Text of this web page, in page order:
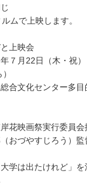
上映します。
上映会
22日（木・祝）（
化センター多目的
画祭実行委員会推
すじろう）監督
たけれど」を活